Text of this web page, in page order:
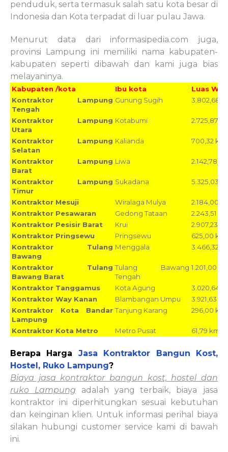
penduduk, serta termasuk salah satu kota besar di
Indonesia dan Kota terpadat di luar pulau Jawa.
Menurut data dari informasipedia.com juga,
provinsi Lampung ini memiliki nama kabupaten-
kabupaten seperti dibawah dan kami juga bias
melayaninya.
Kabupaten /kota Ibu kota
Luas
Kontraktor Lampung
Tengah
Gunung Sugih 3.802,68
Kontraktor Lampung
Utara
Kotabumi 2.725,87
Kontraktor Lampung
Selatan
Kalianda 700,32 km
Kontraktor Lampung
Barat
Liwa 2.142,78
Kontraktor Lampung
Timur
Sukadana 5.325,03
Kontraktor Mesuji Wiralaga Mulya
2.184,00
Kontraktor Pesawaran
Gedong Tataan
2.243,51
Kontraktor Pesisir Barat
Krui
2.907,23
Kontraktor Pringsewu
Pringsewu 625,00 km
Kontraktor Tulang
Bawang
Menggala 3.466,32
Kontraktor Tulang
Bawang Barat
Tulang Bawang
Tengah
1.201,00
Kontraktor Tanggamus Kota Agung
3.020,64
Kontraktor Way Kanan
Blambangan Umpu
3.921,63
Kontraktor Kota Bandar
Lampung
Tanjung Karang 296,00 km
Kontraktor Kota Metro Metro Pusat 61,79 km
Berapa Harga Jasa Kontraktor Bangun Kost,
Hostel, Ruko Lampung?
Biaya jasa kontraktor bangun kost, hostel dan
ruko Lampung adalah yang terbaik, biaya
jasa
kontraktor ini diperhitungkan sesuai kebutuhan
dan keinginan klien. Untuk informasi perihal biaya
silakan hubungi customer service kami di bawah
ini.